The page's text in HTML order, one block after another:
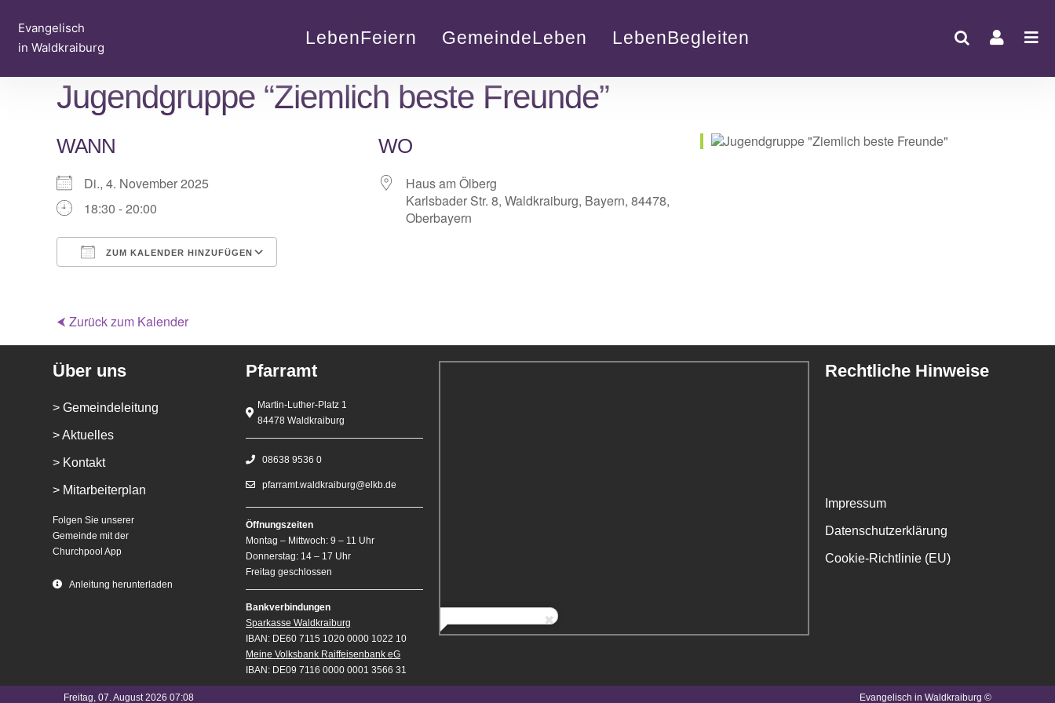
Inhalt
springen
Evangelisch
in Waldkraiburg
LebenFeiern GemeindeLeben LebenBegleiten
Jugendgruppe “Ziemlich beste Freunde”
WANN
Di., 4. November 2025
18:30 - 20:00
ZUM KALENDER HINZUFÜGEN
WO
Haus am Ölberg
Karlsbader Str. 8, Waldkraiburg, Bayern, 84478,
Oberbayern
⮜ Zurück zum Kalender
Über uns
> Gemeindeleitung
> Aktuelles
> Kontakt
> Mitarbeiterplan
Folgen Sie unserer
Gemeinde mit der
Churchpool App
Anleitung herunterladen
Pfarramt
Martin-Luther-Platz 1
84478 Waldkraiburg
08638 9536 0
pfarramt.waldkraiburg@elkb.de
Öffnungszeiten
Montag – Mittwoch: 9 – 11 Uhr
Donnerstag: 14 – 17 Uhr
Freitag geschlossen
Bankverbindungen
Sparkasse Waldkraiburg
IBAN: DE60 7115 1020 0000 1022 10
Meine Volksbank Raiffeisenbank eG
IBAN: DE09 7116 0000 0001 3566 31
Rechtliche Hinweise
Impressum
Datenschutzerklärung
Cookie-Richtlinie (EU)
Freitag, 07. August 2026 07:08 Evangelisch in Waldkraiburg ©